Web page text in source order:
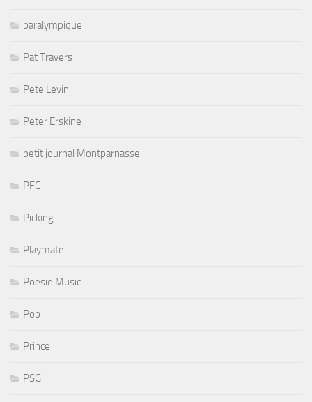
paralympique
Pat Travers
Pete Levin
Peter Erskine
petit journal Montparnasse
PFC
Picking
Playmate
Poesie Music
Pop
Prince
PSG